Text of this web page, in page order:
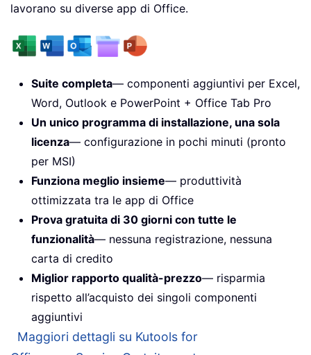
lavorano su diverse app di Office.
Suite completa— componenti aggiuntivi per Excel,
Word, Outlook e PowerPoint + Office Tab Pro
Un unico programma di installazione, una sola
licenza— configurazione in pochi minuti (pronto
per MSI)
Funziona meglio insieme— produttività
ottimizzata tra le app di Office
Prova gratuita di 30 giorni con tutte le
funzionalità— nessuna registrazione, nessuna
carta di credito
Miglior rapporto qualità-prezzo— risparmia
rispetto all’acquisto dei singoli componenti
aggiuntivi
Maggiori dettagli su Kutools for